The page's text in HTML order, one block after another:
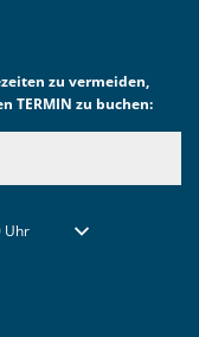
zu vermeiden,
TERMIN zu buchen:
Schließzeiten auszublenden
Uhr Von 08:30 bis 12:00